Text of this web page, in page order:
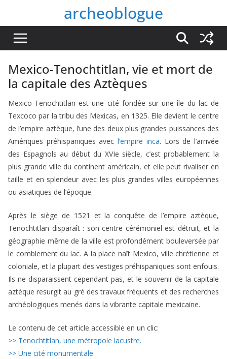
contenu
archeoblogue
Mexico-Tenochtitlan, vie et mort de
la capitale des Aztèques
Mexico-Tenochtitlan est une cité fondée sur une île du lac de
Texcoco par la tribu des Mexicas, en 1325. Elle devient le centre
de l’empire aztèque, l’une des deux plus grandes puissances des
Amériques préhispaniques avecl’empire inca. Lors de l’arrivée
des Espagnols au début du XVIe siècle, c’est probablement la
plus grande ville du continent américain, et elle peut rivaliser en
taille et en splendeur avec les plus grandes villes européennes
ou asiatiques de l’époque.
Après le siège de 1521 et la conquête de l’empire aztèque,
Tenochtitlan disparaît : son centre cérémoniel est détruit, et la
géographie même de la ville est profondément bouleversée par
le comblement du lac. A la place naît Mexico, ville chrétienne et
coloniale, et la plupart des vestiges préhispaniques sont enfouis.
Ils ne disparaissent cependant pas, et le souvenir de la capitale
aztèque resurgit au gré des travaux fréquents et des recherches
archéologiques menés dans la vibrante capitale mexicaine.
Le contenu de cet article accessible en un clic:
>> Tenochtitlan, une métropole lacustre.
>> Une cité monumentale.